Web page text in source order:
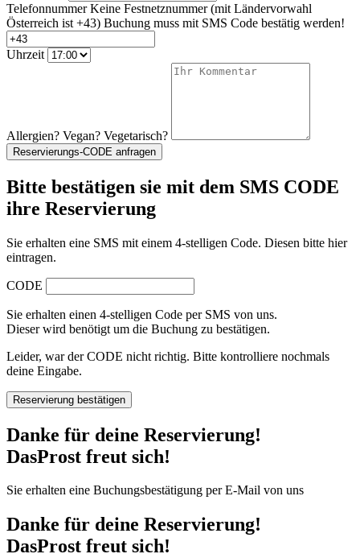
TelefonnummerKeine Festnetznummer (mit Ländervorwahl
Österreich ist +43) Buchung muss mit SMS Code bestätig werden!
Uhrzeit
Allergien? Vegan? Vegetarisch?
Reservierungs-CODE anfragen
Bitte bestätigen sie mit dem SMS CODE
ihre Reservierung
Sie erhalten eine SMS mit einem 4-stelligen Code. Diesen bitte hier
eintragen.
CODE
Sie erhalten einen 4-stelligen Code per SMS von uns.
Dieser wird benötigt um die Buchung zu bestätigen.
Leider, war der CODE nicht richtig. Bitte kontrolliere nochmals
deine Eingabe.
Reservierung bestätigen
Danke für deine Reservierung!
DasProst freut sich!
Sie erhalten eine Buchungsbestätigung per E-Mail von uns
Danke für deine Reservierung!
DasProst freut sich!